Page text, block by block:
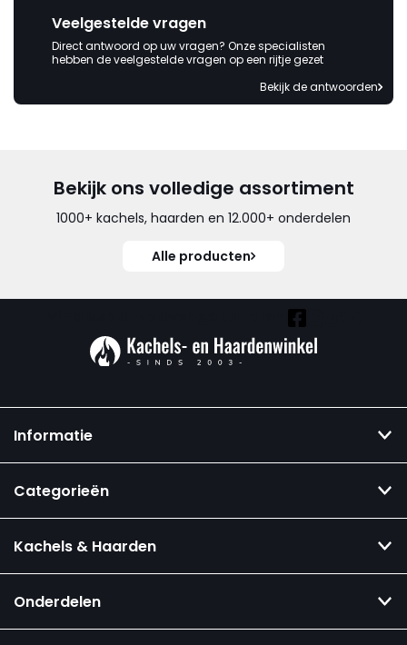
Veelgestelde vragen
Direct antwoord op uw vragen? Onze specialisten
hebben de veelgestelde vragen op een rijtje gezet
Bekijk de antwoorden
Bekijk ons volledige assortiment
1000+ kachels, haarden en 12.000+ onderdelen
Alle producten
Informatie
Categorieën
Kachels & Haarden
Onderdelen